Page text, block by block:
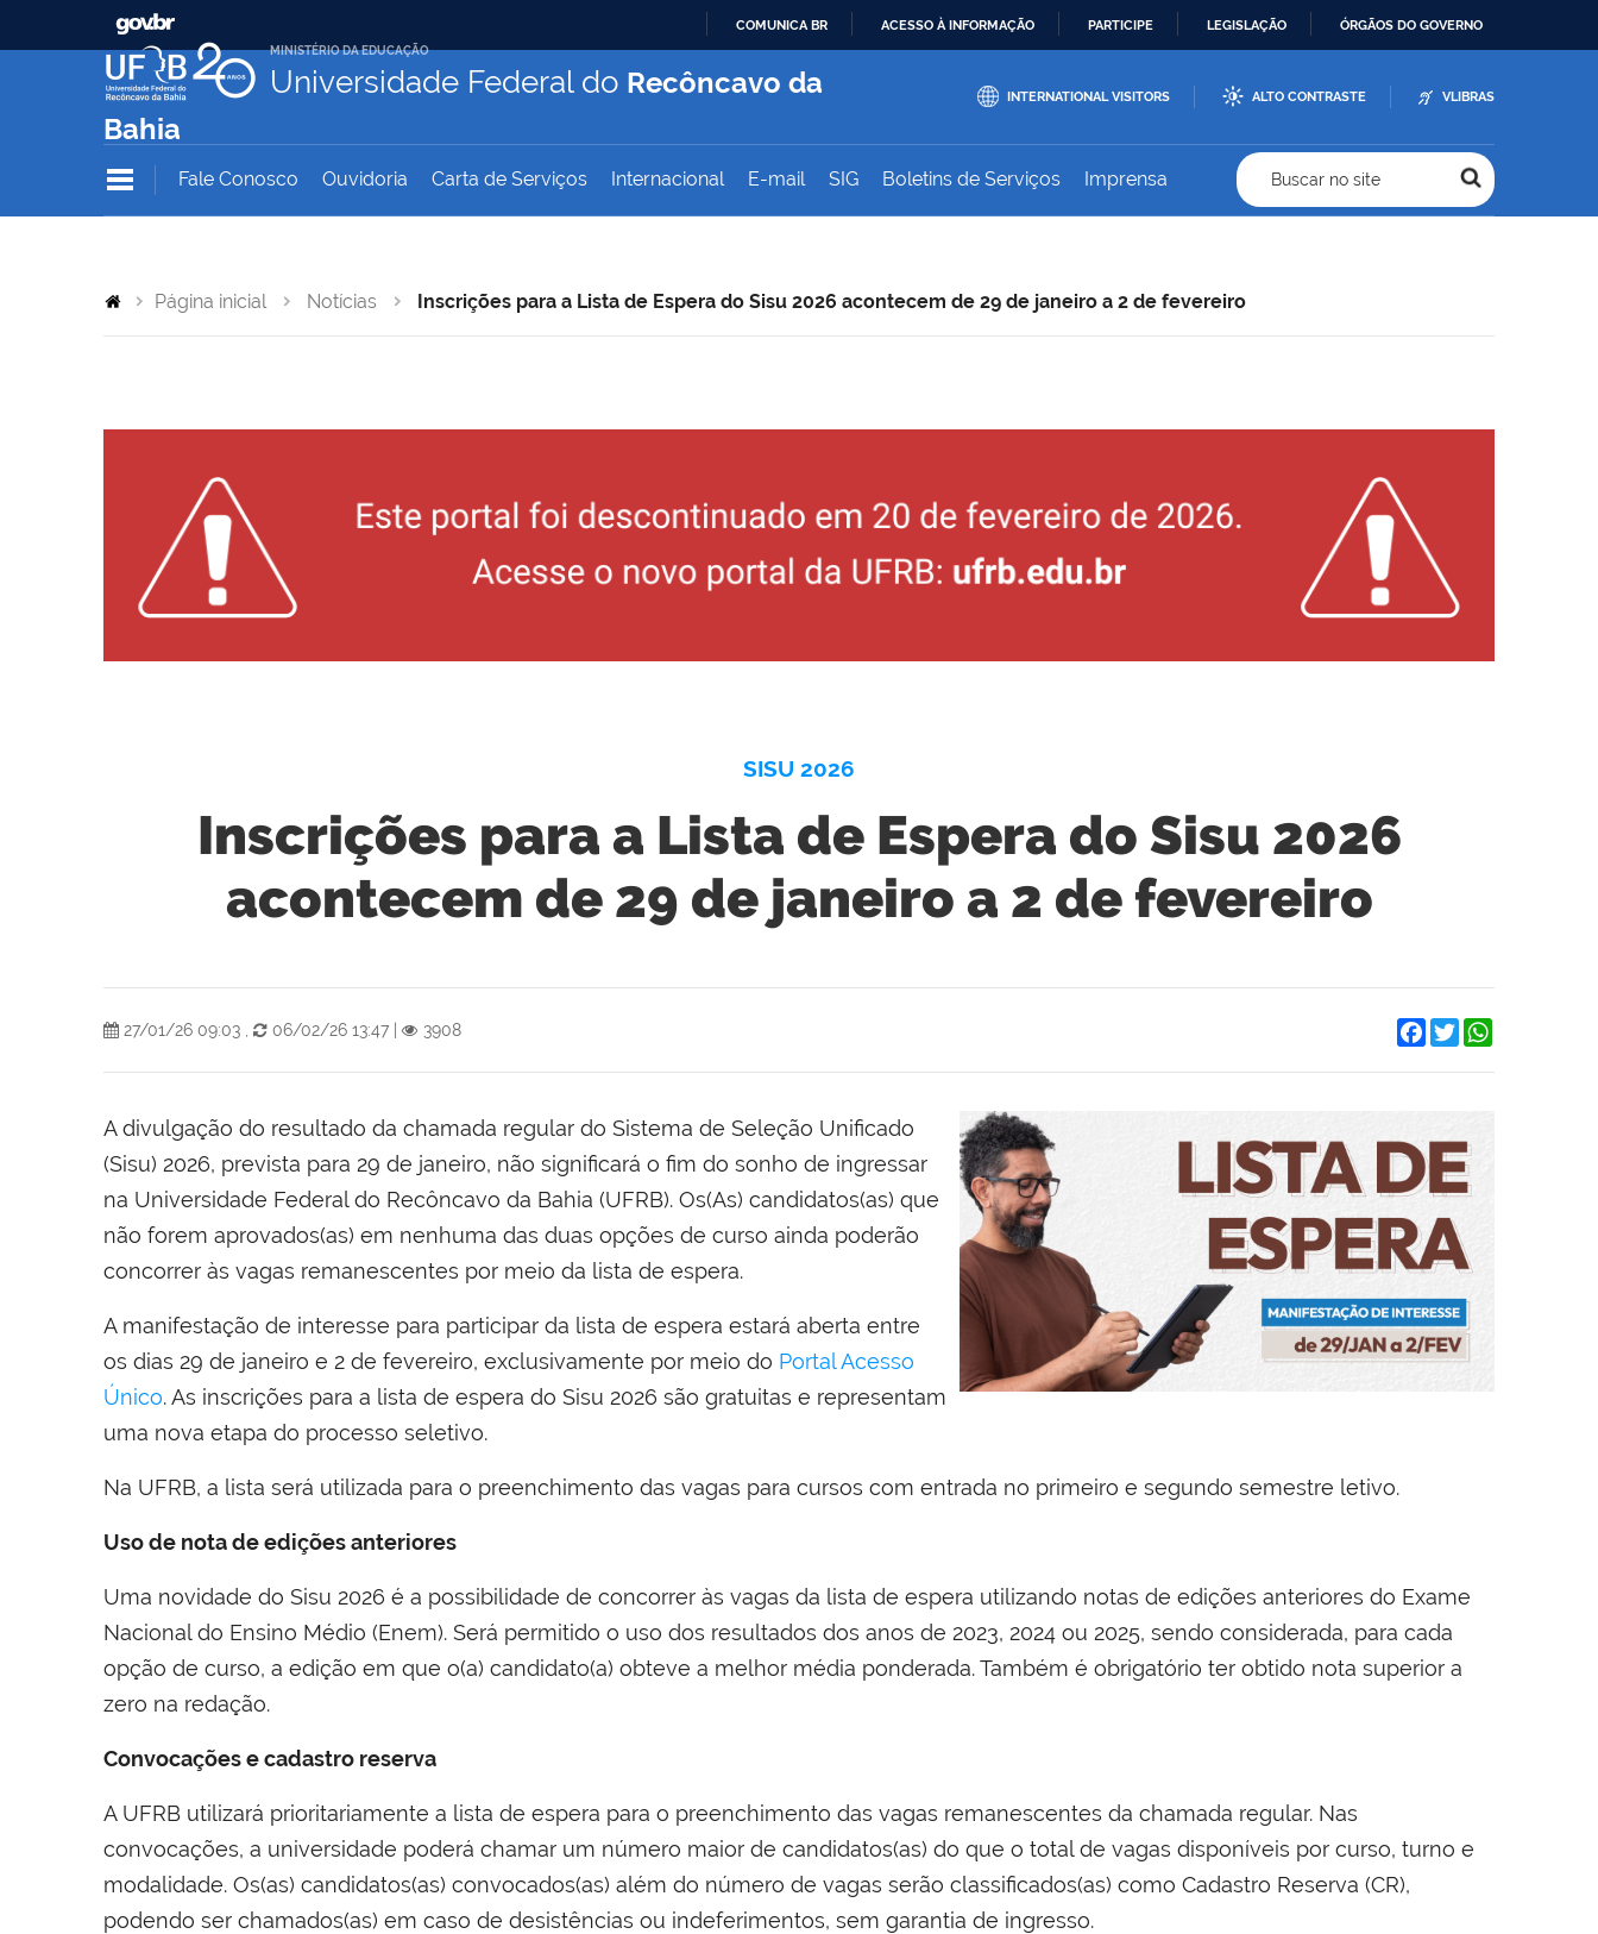
PARA
CONTEÚDO
COMUNICA BR ACESSO À INFORMAÇÃO PARTICIPE LEGISLAÇÃO ÓRGÃOS DO GOVERNO
MINISTÉRIO DA EDUCAÇÃO
Universidade Federal do Recôncavo da
Bahia
INTERNATIONAL VISITORS ALTO CONTRASTE VLIBRAS
Fale Conosco Ouvidoria Carta de Serviços Internacional E-mail SIG Boletins de Serviços Imprensa Buscar no site
Página inicial Notícias Inscrições para a Lista de Espera do Sisu 2026 acontecem de 29 de janeiro a 2 de fevereiro
SISU 2026
Inscrições para a Lista de Espera do Sisu 2026
acontecem de 29 de janeiro a 2 de fevereiro
27/01/26 09:03 06/02/26 13:47 | 3908 Facebook
Twitter
A divulgação do resultado da chamada regular do Sistema de Seleção Unificado
(Sisu) 2026, prevista para 29 de janeiro, não significará o fim do sonho de ingressar
na Universidade Federal do Recôncavo da Bahia (UFRB). Os(As) candidatos(as) que
não forem aprovados(as) em nenhuma das duas opções de curso ainda poderão
concorrer às vagas remanescentes por meio da lista de espera.
A manifestação de interesse para participar da lista de espera estará aberta entre
os dias 29 de janeiro e 2 de fevereiro, exclusivamente por meio do Portal Acesso
Único. As inscrições para a lista de espera do Sisu 2026 são gratuitas e representam
uma nova etapa do processo seletivo.
Na UFRB, a lista será utilizada para o preenchimento das vagas para cursos com entrada no primeiro e segundo semestre letivo.
Uso de nota de edições anteriores
Uma novidade do Sisu 2026 é a possibilidade de concorrer às vagas da lista de espera utilizando notas de edições anteriores do Exame
Nacional do Ensino Médio (Enem). Será permitido o uso dos resultados dos anos de 2023, 2024 ou 2025, sendo considerada, para cada
opção de curso, a edição em que o(a) candidato(a) obteve a melhor média ponderada. Também é obrigatório ter obtido nota superior a
zero na redação.
Convocações e cadastro reserva
A UFRB utilizará prioritariamente a lista de espera para o preenchimento das vagas remanescentes da chamada regular. Nas
convocações, a universidade poderá chamar um número maior de candidatos(as) do que o total de vagas disponíveis por curso, turno e
modalidade. Os(as) candidatos(as) convocados(as) além do número de vagas serão classificados(as) como Cadastro Reserva (CR),
podendo ser chamados(as) em caso de desistências ou indeferimentos, sem garantia de ingresso.